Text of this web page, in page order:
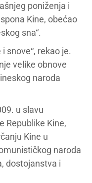
poniženja i
Kine, obećao
sna“.
snove“, rekao je.
velike obnove
naroda
u slavu
Republike Kine,
Kine u
naroda
dostojanstva i